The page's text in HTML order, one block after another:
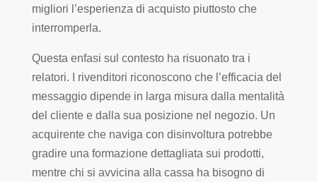
migliori l’esperienza di acquisto piuttosto che
interromperla.
Questa enfasi sul contesto ha risuonato tra i
relatori. I rivenditori riconoscono che l’efficacia del
messaggio dipende in larga misura dalla mentalità
del cliente e dalla sua posizione nel negozio. Un
acquirente che naviga con disinvoltura potrebbe
gradire una formazione dettagliata sui prodotti,
mentre chi si avvicina alla cassa ha bisogno di